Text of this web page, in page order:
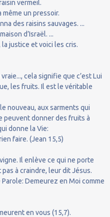
vermeil.
un pressoir.
des raisins sauvages. ...
d’Israël. ...
justice et voici les cris.
cela signifie que c’est Lui
les fruits. Il est le véritable
nouveau, aux sarments qui
peuvent donner des fruits à
donne la Vie:
faire. (Jean 15,5)
Il enlève ce qui ne porte
à craindre, leur dit Jésus.
Demeurez en Moi comme
en vous (15,7).